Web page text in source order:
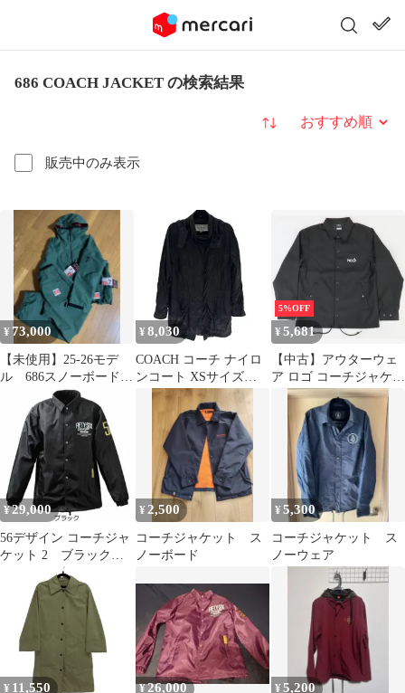
686 COACH JACKET の検索結果
販売中のみ表示
並び替え
¥ 73,000
【未使用】25-26モデ
ル 686スノーボードウ
ェア上下セット M
¥ 8,030
COACH コーチ ナイロ
ンコート XSサイズ
RN# 132154 ブラック
5%OFF
¥5,681
【中古】アウターウェ
ア ロゴ コーチジャケッ
ト ブラック Sサイズ
「NO.6」
¥ 29,000
56デザイン コーチジャ
ケット 2 ブラック
L（※インナープロテ
クター無）
¥ 2,500
コーチジャケット ス
ノーボード
¥5,300
コーチジャケット ス
ノーウェア
¥ 11,550 ¥26,000 ¥5,200